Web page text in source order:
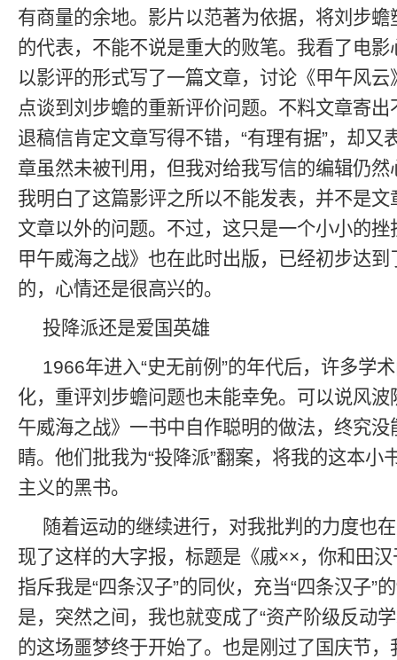
有商量的余地。影片以范著为依据，将刘步
的代表，不能不说是重大的败笔。我看了电
以影评的形式写了一篇文章，讨论《甲午风
点谈到刘步蟾的重新评价问题。不料文章寄
退稿信肯定文章写得不错，“有理有据”，却又
章虽然未被刊用，但我对给我写信的编辑仍
我明白了这篇影评之所以不能发表，并不是
文章以外的问题。不过，这只是一个小小的
甲午威海之战》也在此时出版，已经初步达
的，心情还是很高兴的。
投降派还是爱国英雄
1966年进入“史无前例”的年代后，许多学
化，重评刘步蟾问题也未能幸免。可以说风
午威海之战》一书中自作聪明的做法，终究没
睛。他们批我为“投降派”翻案，将我的这本小
主义的黑书。
随着运动的继续进行，对我批判的力度也
现了这样的大字报，标题是《戚××，你和田
指斥我是“四条汉子”的同伙，充当“四条汉子”
是，突然之间，我也就变成了“资产阶级反动
的这场噩梦终于开始了。也是刚过了国庆节